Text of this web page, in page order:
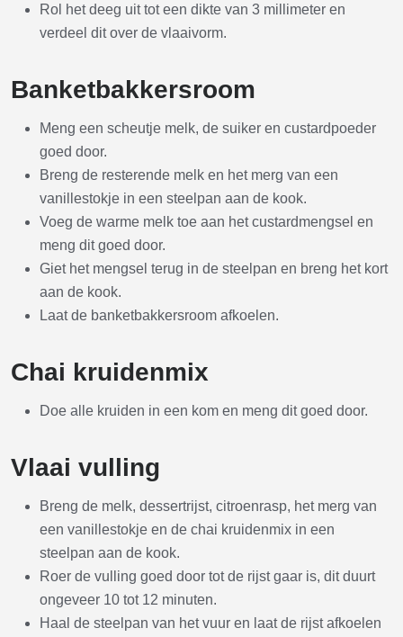
Rol het deeg uit tot een dikte van 3 millimeter en
verdeel dit over de vlaaivorm.
Banketbakkersroom
Meng een scheutje melk, de suiker en custardpoeder
goed door.
Breng de resterende melk en het merg van een
vanillestokje in een steelpan aan de kook.
Voeg de warme melk toe aan het custardmengsel en
meng dit goed door.
Giet het mengsel terug in de steelpan en breng het kort
aan de kook.
Laat de banketbakkersroom afkoelen.
Chai kruidenmix
Doe alle kruiden in een kom en meng dit goed door.
Vlaai vulling
Breng de melk, dessertrijst, citroenrasp, het merg van
een vanillestokje en de chai kruidenmix in een
steelpan aan de kook.
Roer de vulling goed door tot de rijst gaar is, dit duurt
ongeveer 10 tot 12 minuten.
Haal de steelpan van het vuur en laat de rijst afkoelen